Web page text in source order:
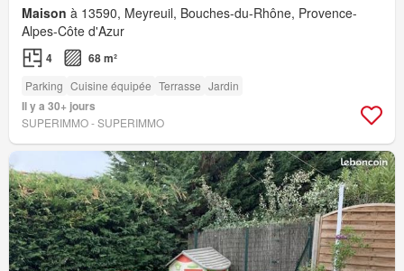
Maison à 13590, Meyreuil, Bouches-du-Rhône, Provence-
Alpes-Côte d'Azur
4 68 m²
Parking Cuisine équipée Terrasse Jardin
Il y a 30+ jours
SUPERIMMO - SUPERIMMO